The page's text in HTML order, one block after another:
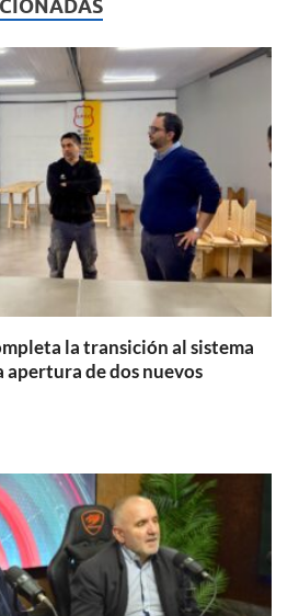
ar
ti
r
la transición al sistema
apertura de dos nuevos